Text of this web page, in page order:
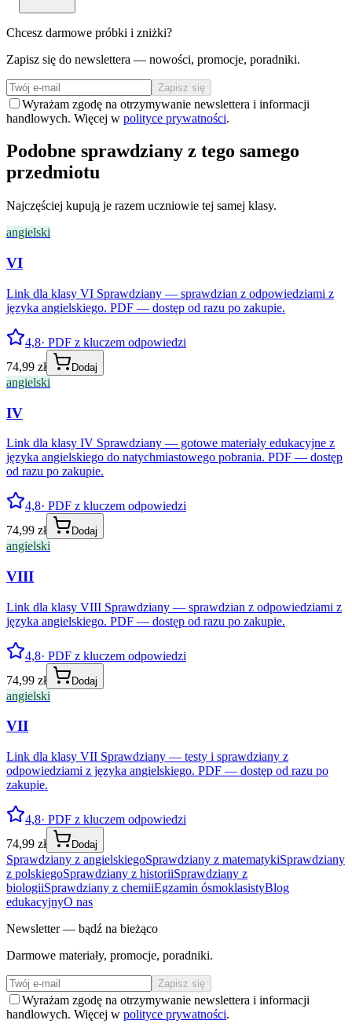
Chcesz darmowe próbki i zniżki?
Zapisz się do newslettera — nowości, promocje, poradniki.
Zapisz się
Wyrażam zgodę na otrzymywanie newslettera i informacji
handlowych. Więcej w polityce prywatności.
Podobne sprawdziany z tego samego
przedmiotu
Najczęściej kupują je razem uczniowie tej samej klasy.
angielski
VI
Link dla klasy VI Sprawdziany — sprawdzian z odpowiedziami z
języka angielskiego. PDF — dostęp od razu po zakupie.
4,8· PDF z kluczem odpowiedzi
74,99 zł
Dodaj
angielski
IV
Link dla klasy IV Sprawdziany — gotowe materiały edukacyjne z
języka angielskiego do natychmiastowego pobrania. PDF — dostęp
od razu po zakupie.
4,8· PDF z kluczem odpowiedzi
74,99 zł
Dodaj
angielski
VIII
Link dla klasy VIII Sprawdziany — sprawdzian z odpowiedziami z
języka angielskiego. PDF — dostęp od razu po zakupie.
4,8· PDF z kluczem odpowiedzi
74,99 zł
Dodaj
angielski
VII
Link dla klasy VII Sprawdziany — testy i sprawdziany z
odpowiedziami z języka angielskiego. PDF — dostęp od razu po
zakupie.
4,8· PDF z kluczem odpowiedzi
74,99 zł
Dodaj
Sprawdziany z angielskiegoSprawdziany z matematykiSprawdziany
z polskiegoSprawdziany z historiiSprawdziany z
biologiiSprawdziany z chemiiEgzamin ósmoklasistyBlog
edukacyjnyO nas
Newsletter — bądź na bieżąco
Darmowe materiały, promocje, poradniki.
Zapisz się
Wyrażam zgodę na otrzymywanie newslettera i informacji
handlowych. Więcej w polityce prywatności.